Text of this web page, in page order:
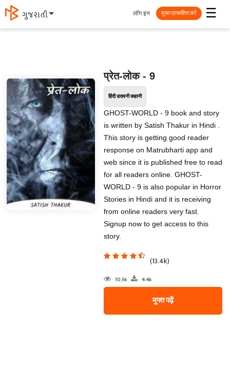
मराठी ☰
लॉग इन मुक्त प्रकाशित करें
प्रेत-लोक - 9
हिंदी डरावनी कहानी
GHOST-WORLD - 9 book and story
is written by Satish Thakur in Hindi .
This story is getting good reader
response on Matrubharti app and
web since it is published free to read
for all readers online. GHOST-
WORLD - 9 is also popular in Horror
Stories in Hindi and it is receiving
from online readers very fast.
Signup now to get access to this
story.
(13.4k)
10.3k 4.4k
मुफ्त पढ़ें